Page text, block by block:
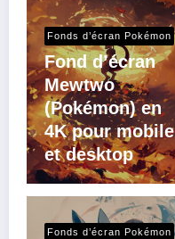
Fonds d’écran Pokémon
Fond d’écran
Mewtwo
(Pokémon) en
4K pour mobile
et desktop
Fonds d’écran Pokémon